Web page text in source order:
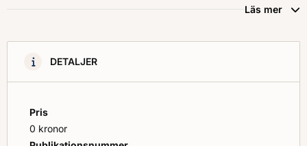
huvudarbetsgivare. Studien har fokuserat på de
inom den kommunala organisationen och hur dessa
försvårar för kommunanställda att vara
kommunanställda möjlighet att vara deltidsbrandmän. I
denna rapport används genomgående begreppet
”deltidsbrandman”. Vilket begrepp som används i
Läs mer
DETALJER
Pris
0 kronor